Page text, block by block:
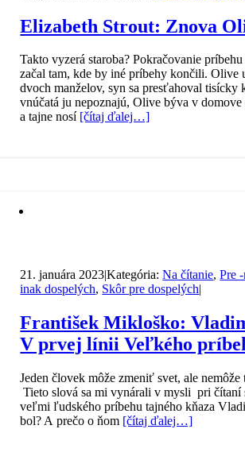
Elizabeth Strout: Znova
Takto vyzerá staroba? Pokračovanie
začal tam, kde by iné príbehy končili. Olive
dvoch manželov, syn sa presťahoval tisícky
vnúčatá ju nepoznajú, Olive býva v
a tajne nosí [čítaj ďalej…]
21. januára 2023|Kategória:Na čítanie,Pre
inak dospelých, Skôr pre dospelých|
František Mikloško:
V prvej línii Veľkého
Jeden človek môže zmeniť svet, ale
Tieto slová sa mi vynárali v mysli pri čítaní
veľmi ľudského príbehu tajného kňaza
bol? A prečo o ňom [čítaj ďalej…]